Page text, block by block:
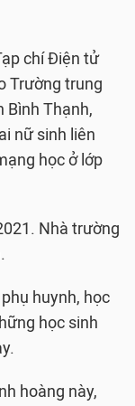
chí Điện tử
Trường trung
Bình Thạnh,
nữ sinh liên
học ở lớp
Nhà trường
huynh, học
học sinh
hoàng này,